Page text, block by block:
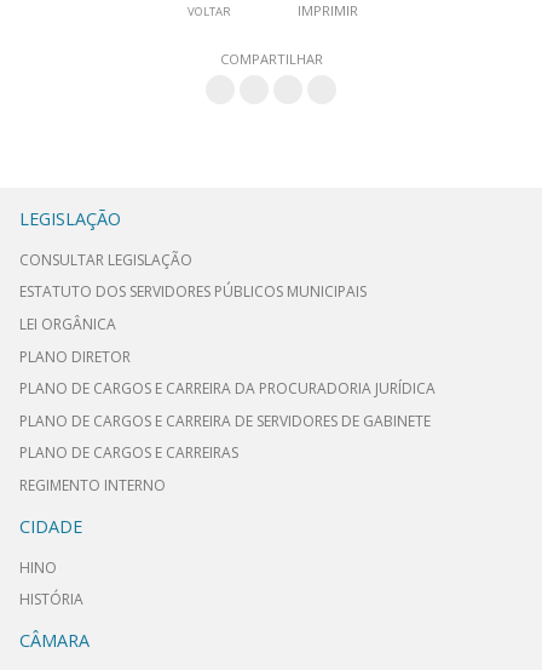
VOLTAR IMPRIMIR
COMPARTILHAR
LEGISLAÇÃO
CONSULTAR LEGISLAÇÃO
ESTATUTO DOS SERVIDORES PÚBLICOS MUNICIPAIS
LEI ORGÂNICA
PLANO DIRETOR
PLANO DE CARGOS E CARREIRA DA PROCURADORIA JURÍDICA
PLANO DE CARGOS E CARREIRA DE SERVIDORES DE GABINETE
PLANO DE CARGOS E CARREIRAS
REGIMENTO INTERNO
CIDADE
HINO
HISTÓRIA
CÂMARA